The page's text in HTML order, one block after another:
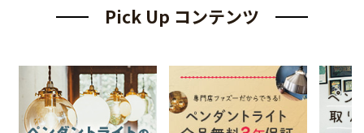
Pick Up コンテンツ